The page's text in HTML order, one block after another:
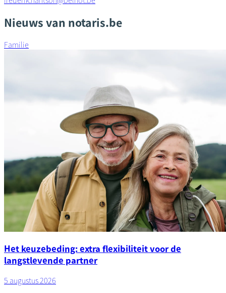
Nieuws van notaris.be
Familie
Het keuzebeding: extra flexibiliteit voor de
langstlevende partner
5 augustus 2026